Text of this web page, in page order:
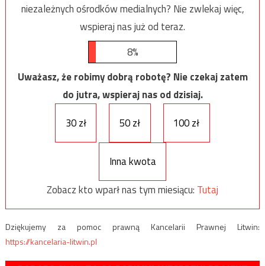
niezależnych ośrodków medialnych? Nie zwlekaj więc,
wspieraj nas już od teraz.
8%
Uważasz, że robimy dobrą robotę? Nie czekaj zatem
do jutra, wspieraj nas od dzisiaj.
30 zł
50 zł 100 zł
Inna kwota
Zobacz kto wparł nas tym miesiącu: Tutaj
Dziękujemy za pomoc prawną Kancelarii Prawnej Litwin:
https://kancelaria-litwin.pl